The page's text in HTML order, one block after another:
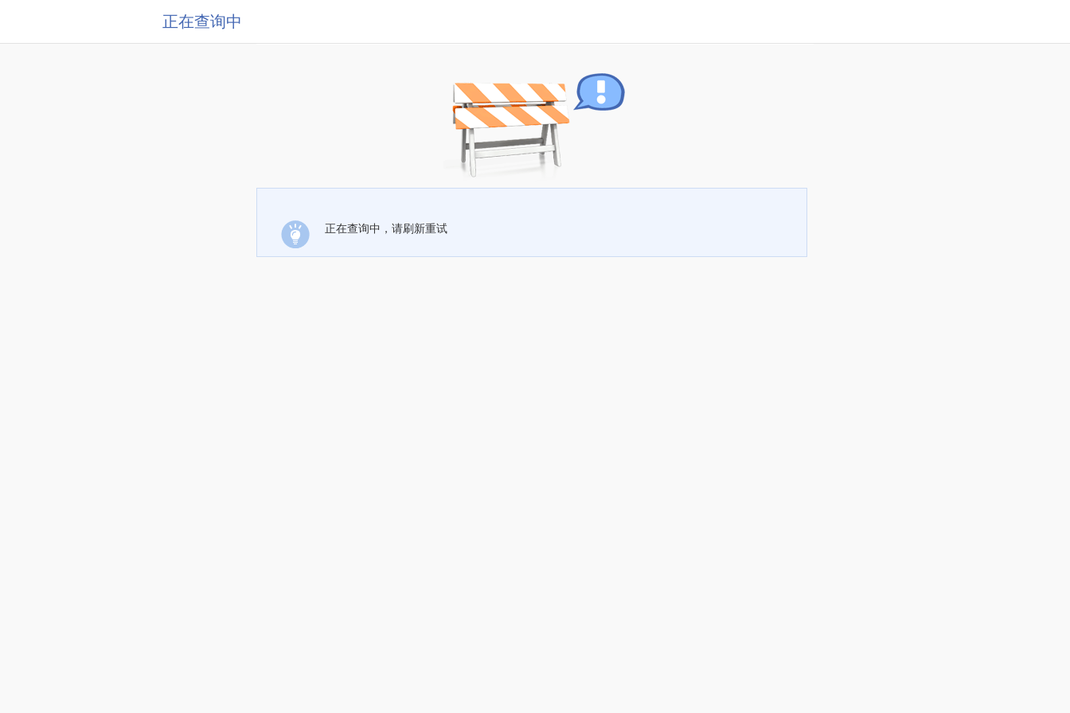
正在查询中
正在查询中，请刷新重试